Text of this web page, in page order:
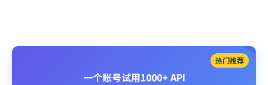
热门推荐
一个账号试用1000+ API